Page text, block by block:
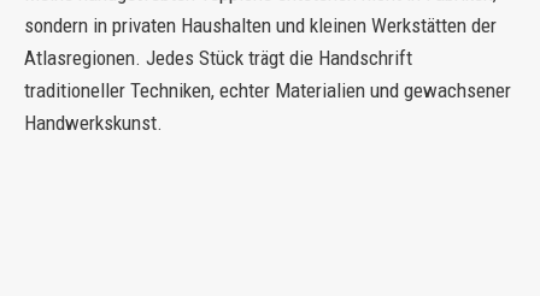
sondern in privaten Haushalten und kleinen Werkstätten der
Atlasregionen. Jedes Stück trägt die Handschrift
traditioneller Techniken, echter Materialien und gewachsener
Handwerkskunst.